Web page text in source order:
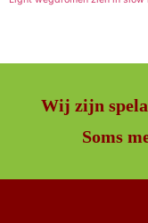
Wij zijn
Soms